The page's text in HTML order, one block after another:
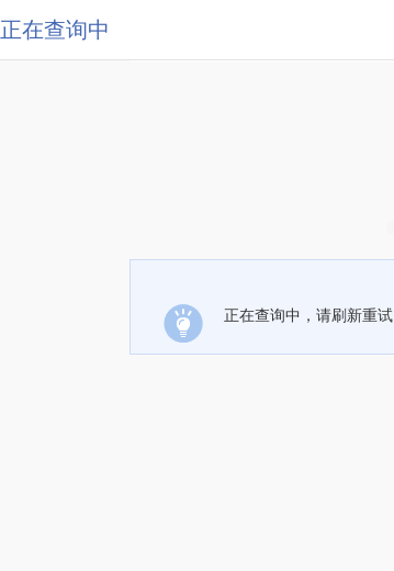
正在查询中
正在查询中，请刷新重试